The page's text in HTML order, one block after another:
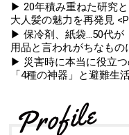
▶ 20年積み重ねた研究
大人髪の魅力を再発見
▶ 保冷剤、紙袋...50代が
用品と言われがちなもの
▶ 災害時に本当に役立
「4種の神器」と避難生